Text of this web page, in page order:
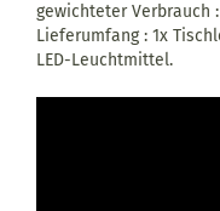
gewichteter Verbrauch
Lieferumfang : 1x
LED-Leuchtmittel.